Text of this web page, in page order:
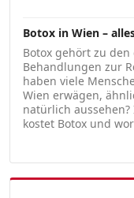
Botox in Wien –
Botox gehört zu
Behandlungen zur
haben viele
Wien erwägen,
natürlich
kostet Botox und